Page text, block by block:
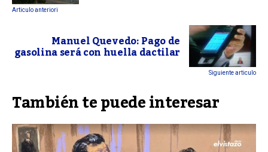
Articulo anteriori
Manuel Quevedo: Pago de
gasolina será con huella dactilar
Siguiente articulo
También te puede interesar